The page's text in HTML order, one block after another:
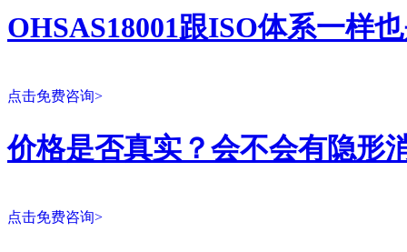
OHSAS18001跟ISO体系一样
点击免费咨询>
价格是否真实？会不会有隐形
点击免费咨询>